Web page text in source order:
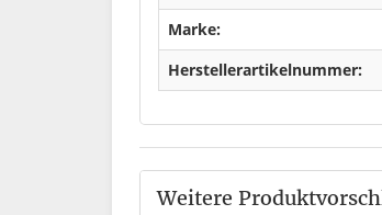
Marke:
Herstellerartikelnummer:
Weitere